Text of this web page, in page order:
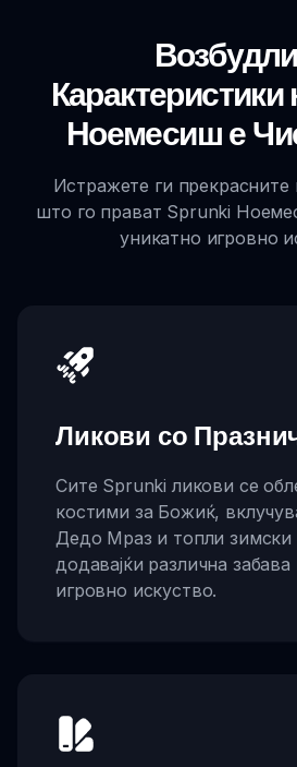
Карактеристики
Ноемесиш е
Истражете ги прекрасните
што го прават Sprunki
уникатно игровно
Ликови со
Сите Sprunki ликови се
костими за Божиќ,
Дедо Мраз и топли зимски
додавајќи различна
игровно искуство.